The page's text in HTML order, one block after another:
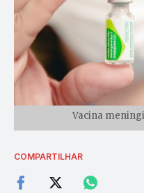
Vacina
COMPARTILHAR